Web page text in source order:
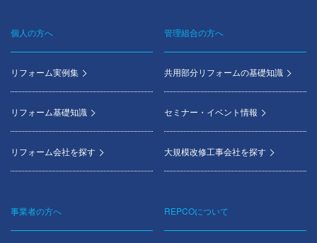
Footer
menu
個人の方へ
リフォーム実例集
リフォーム基礎知識
リフォーム会社を探す
管理組合の方へ
共用部分リフォームの基礎知識
セミナー・イベント情報
大規模改修工事会社を探す
事業者の方へ REPCOについて